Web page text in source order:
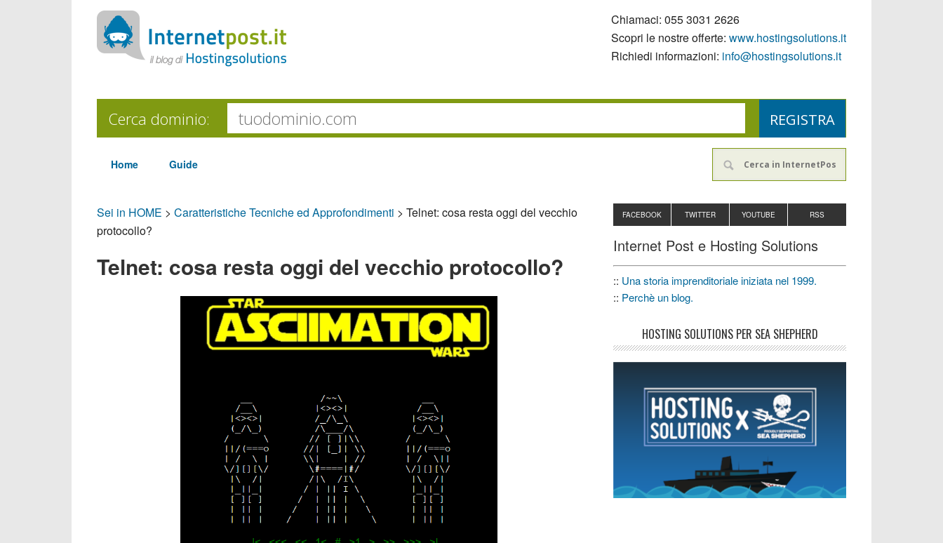
Chiamaci: 055 3031 2626
Scopri le nostre offerte: www.hostingsolutions.it
Richiedi informazioni: info@hostingsolutions.it
Cerca dominio:
Home Guide
Sei in HOME > Caratteristiche Tecniche ed Approfondimenti > Telnet: cosa resta oggi del vecchio
protocollo?
Telnet: cosa resta oggi del vecchio protocollo?
FACEBOOK TWITTER YOUTUBE RSS
Internet Post e Hosting Solutions
:: Una storia imprenditoriale iniziata nel 1999.
:: Perchè un blog.
HOSTING SOLUTIONS PER SEA SHEPHERD